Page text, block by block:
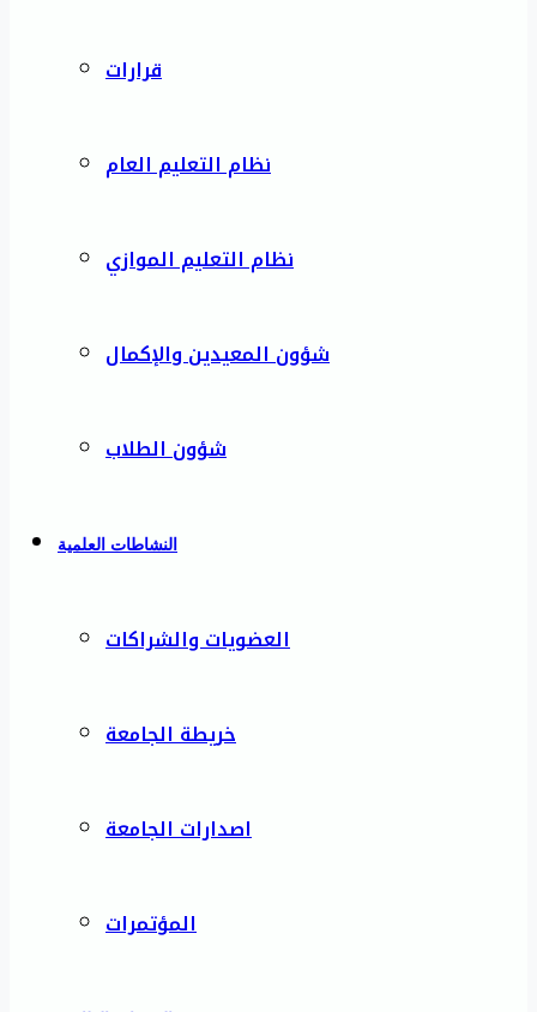
قرارات
نظام التعليم العام
نظام التعليم الموازي
شؤون المعيدين والإكمال
شؤون الطلاب
النشاطات العلمية
العضويات والشراكات
خريطة الجامعة
اصدارات الجامعة
المؤتمرات